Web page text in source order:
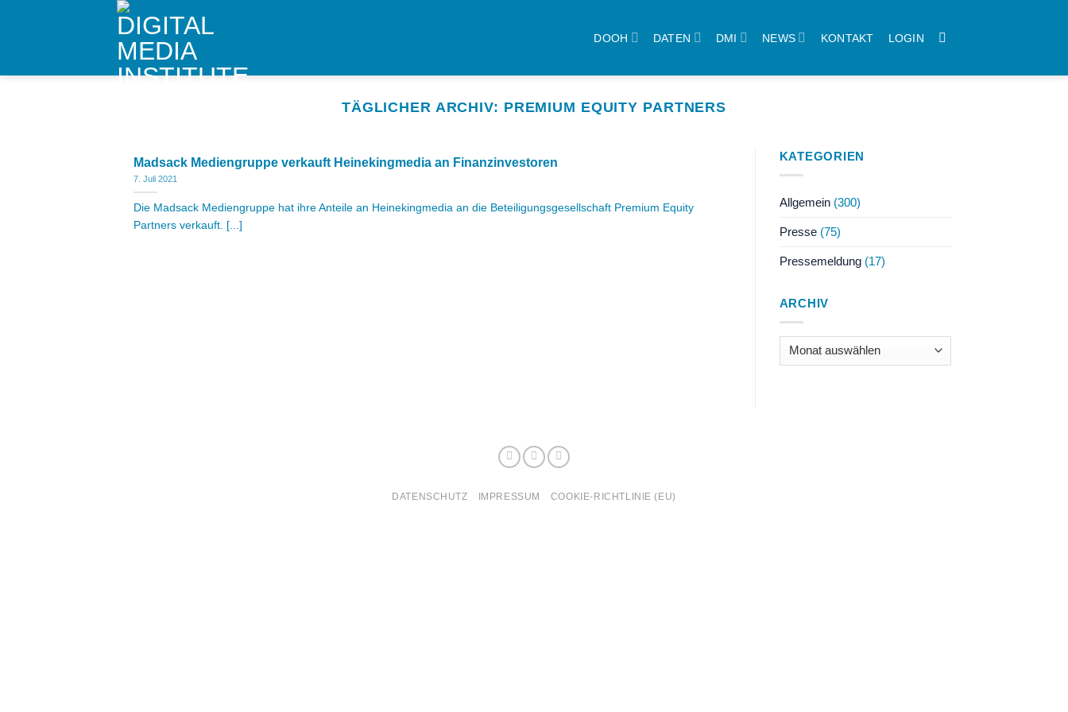
DOOH DATEN DMI NEWS KONTAKT LOGIN
TÄGLICHER ARCHIV: PREMIUM EQUITY PARTNERS
Madsack Mediengruppe verkauft Heinekingmedia an Finanzinvestoren
7. Juli 2021
Die Madsack Mediengruppe hat ihre Anteile an Heinekingmedia an die Beteiligungsgesellschaft Premium Equity
Partners verkauft. [...]
KATEGORIEN
Allgemein(300)
Presse(75)
Pressemeldung(17)
ARCHIV
Archiv
DATENSCHUTZ IMPRESSUM COOKIE-RICHTLINIE (EU)